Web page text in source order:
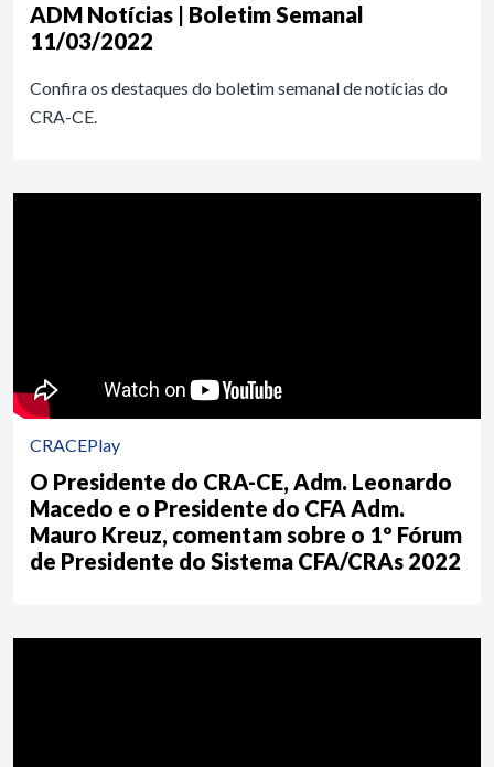
ADM Notícias | Boletim Semanal
11/03/2022
Confira os destaques do boletim semanal de notícias do
CRA-CE.
CRACEPlay
O Presidente do CRA-CE, Adm. Leonardo
Macedo e o Presidente do CFA Adm.
Mauro Kreuz, comentam sobre o 1º Fórum
de Presidente do Sistema CFA/CRAs 2022